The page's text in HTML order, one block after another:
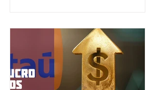
negociação encerrou a discussão das
cláusulas econômicas e sindicais da
minuta, e a representação dos
funcionários cobrou que o banco
apresente uma proposta c